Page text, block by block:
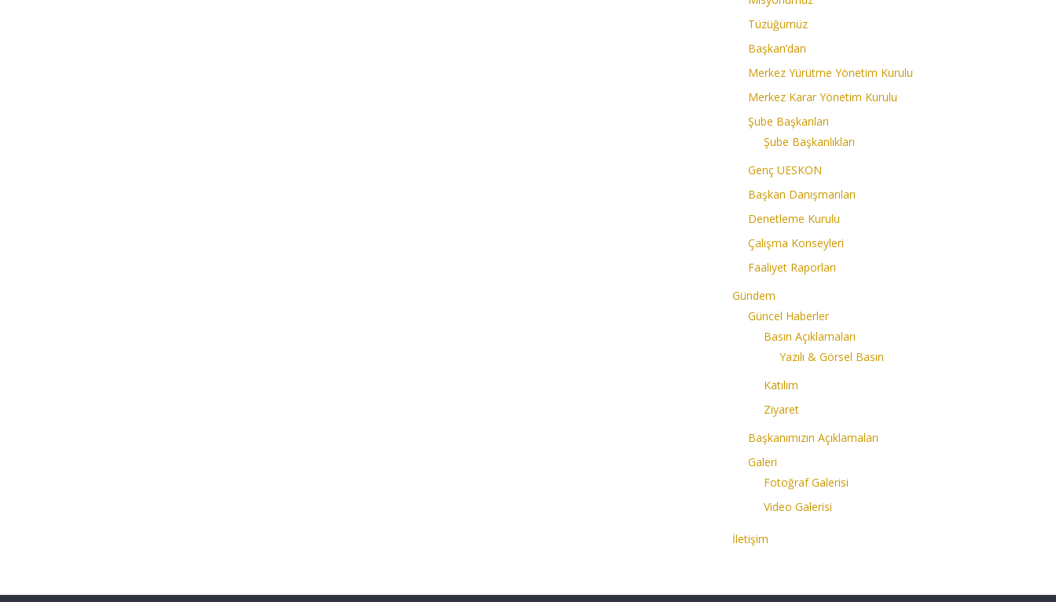
Tüzüğümüz
Başkan’dan
Merkez Yürütme Yönetim Kurulu
Merkez Karar Yönetim Kurulu
Şube Başkanları
Şube Başkanlıkları
Genç UESKON
Başkan Danışmanları
Denetleme Kurulu
Çalışma Konseyleri
Faaliyet Raporları
Gündem
Güncel Haberler
Basın Açıklamaları
Yazılı & Görsel Basın
Katılım
Ziyaret
Başkanımızın Açıklamaları
Galeri
Fotoğraf Galerisi
Video Galerisi
İletişim